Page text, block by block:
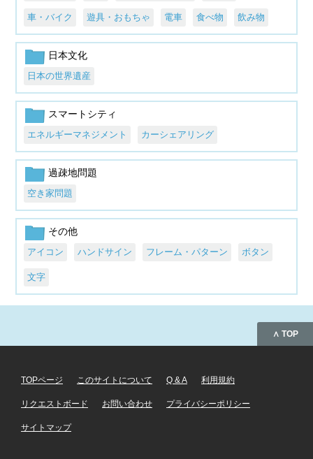
車・バイク 遊具・おもちゃ 電車 食べ物 飲み物
日本文化
日本の世界遺産
スマートシティ
エネルギーマネジメント カーシェアリング
過疎地問題
空き家問題
その他
アイコン ハンドサイン フレーム・パターン ボタン
文字
∧ TOP
TOPページ このサイトについて Q & A 利用規約
リクエストボード お問い合わせ プライバシーポリシー
サイトマップ